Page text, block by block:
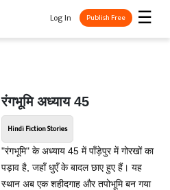
☰
Log In Publish Free
रंगभूमि अध्याय 45
Hindi Fiction Stories
"रंगभूमि" के अध्याय 45 में पाँड़ेपुर में गोरखों का
पड़ाव है, जहाँ धुएँ के बादल छाए हुए हैं। यह
स्थान अब एक शहीदगाह और तपोभूमि बन गया